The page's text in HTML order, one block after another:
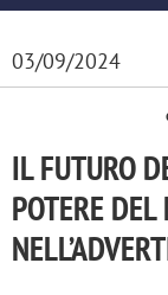
03/09/2024
IL FUTURO
POTERE